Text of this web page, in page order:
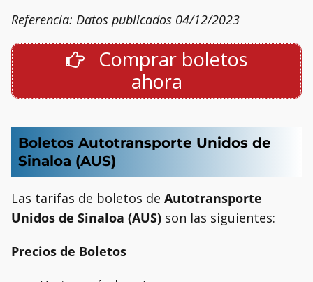
Referencia: Datos publicados 04/12/2023
Comprar boletos
ahora
Boletos Autotransporte Unidos de
Sinaloa (AUS)
Las tarifas de boletos de Autotransporte
Unidos de Sinaloa (AUS) son las siguientes:
Precios de Boletos